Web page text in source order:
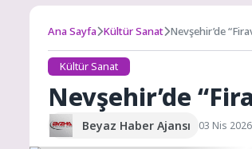
Ana Sayfa Kültür Sanat Nevşehir’de
Kültür Sanat
Nevşehir’de
Beyaz Haber Ajansı 03 Nis